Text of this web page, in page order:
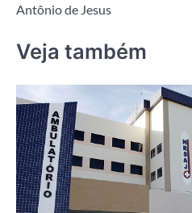
Antônio de Jesus
Veja também